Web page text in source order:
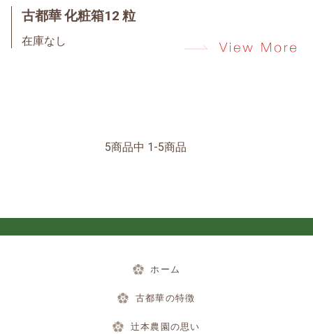
古都華 化粧箱12 粒
在庫なし
5商品中 1-5商品
ホーム
古都華の特徴
辻本農園の思い